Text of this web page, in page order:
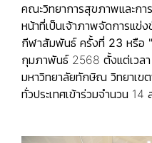
คณะวิทยาการสุขภาพและก
หน้าที่เป็นเจ้าภาพจัดการแข่ง
กีฬาสัมพันธ์ ครั้งที่ 23 หรือ
กุมภาพันธ์ 2568 ตั้งแต่เว
มหาวิทยาลัยทักษิณ วิทยาเข
ทั่วประเทศเข้าร่วมจำนวน 14